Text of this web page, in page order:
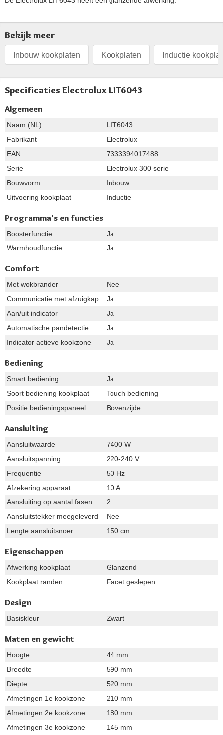
Bekijk meer
Inbouw kookplaten Kookplaten Inductie
Specificaties Electrolux LIT6043
Algemeen
Naam (NL)
LIT6043
Fabrikant
Electrolux
EAN
7333394017488
Serie
Electrolux 300 serie
Bouwvorm
Inbouw
Uitvoering kookplaat
Inductie
Programma's en functies
Boosterfunctie
Ja
Warmhoudfunctie
Ja
Comfort
Met wokbrander
Nee
Communicatie met afzuigkap
Ja
Aan/uit indicator
Ja
Automatische pandetectie
Ja
Indicator actieve kookzone
Ja
Bediening
Smart bediening
Ja
Soort bediening kookplaat
Touch bediening
Positie bedieningspaneel
Bovenzijde
Aansluiting
Aansluitwaarde
7400 W
Aansluitspanning
220-240 V
Frequentie
50 Hz
Afzekering apparaat
10 A
Aansluiting op aantal fasen
2
Aansluitstekker meegeleverd
Nee
Lengte aansluitsnoer
150 cm
Eigenschappen
Afwerking kookplaat
Glanzend
Kookplaat randen
Facet geslepen
Design
Basiskleur Zwart
Maten en gewicht
Hoogte
44 mm
Breedte
590 mm
Diepte
520 mm
Afmetingen 1e kookzone
210 mm
Afmetingen 2e kookzone
180 mm
Afmetingen 3e kookzone
145 mm